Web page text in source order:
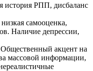
история РПП, дисбаланс
самооценка,
Наличие депрессии,
акцент на
массовой информации,